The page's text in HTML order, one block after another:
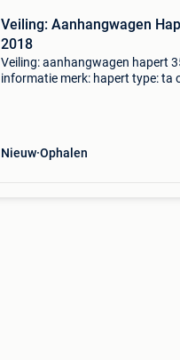
Veiling: Aanhangwagen
2018
Veiling: aanhangwagen hapert
informatie merk: hapert type: ta
Nieuw Ophalen